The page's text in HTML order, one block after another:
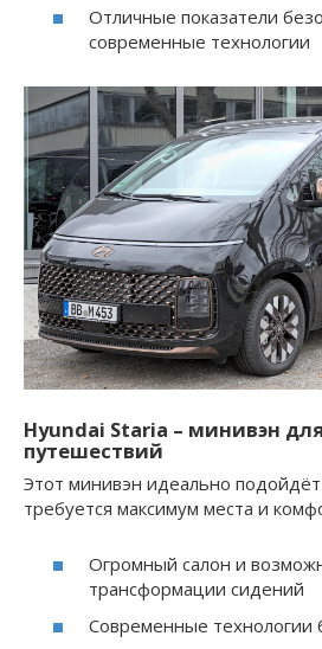
Отличные показатели
современные технологии
Hyundai Staria – минивэн
путешествий
Этот минивэн идеально
требуется максимум места и
Огромный салон и
трансформации сидений
Современные технологии